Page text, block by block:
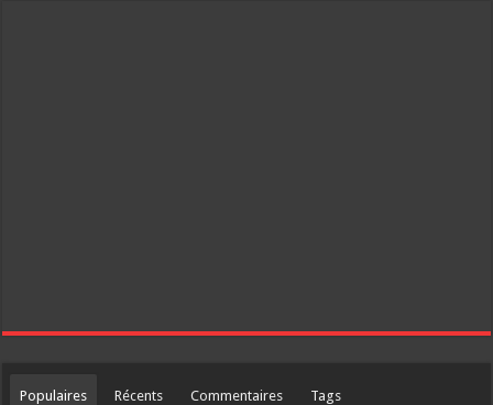
Populaires Récents Commentaires Tags